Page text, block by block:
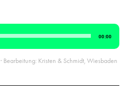
00:00
Bearbeitung: Kristen & Schmidt, Wiesbaden